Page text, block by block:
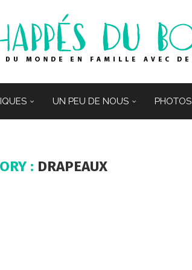
UN PEU DE NOUS PHOTOS
: DRAPEAUX